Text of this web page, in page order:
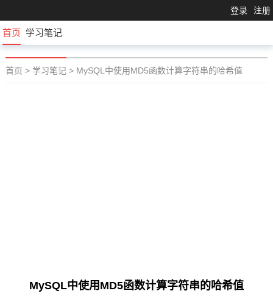
登录 注册
首页 学习笔记
首页 > 学习笔记 > MySQL中使用MD5函数计算字符串的哈希值
MySQL中使用MD5函数计算字符串的哈希值